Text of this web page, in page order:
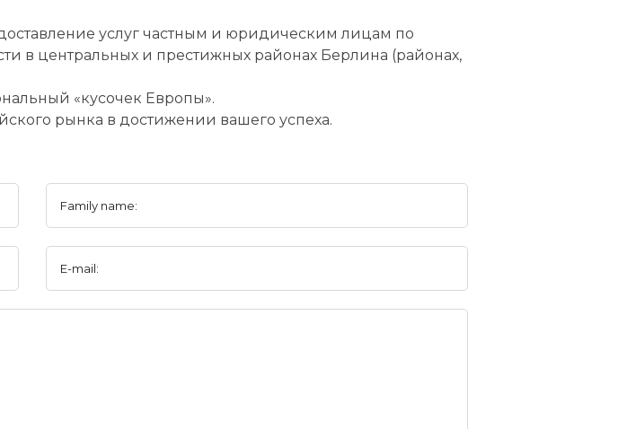
услуг частным и юридическим лицам по
центральных и престижных районах Берлина (районах,
«кусочек Европы».
рынка в достижении вашего успеха.
Family name:
E-mail: